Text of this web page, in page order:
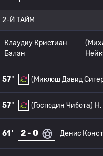
2-Й ТАЙМ
Клаудиу Кристиан
Бэлан
57 ' (Миклош Давид
57 ' (Господин Чибота)
61 ' 2 - 0 Денис